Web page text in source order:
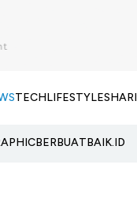
TECHLIFESTYLE
BERBUATBAIK.ID